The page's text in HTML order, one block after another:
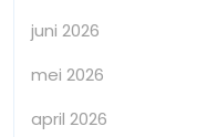
juni 2026
mei 2026
april 2026